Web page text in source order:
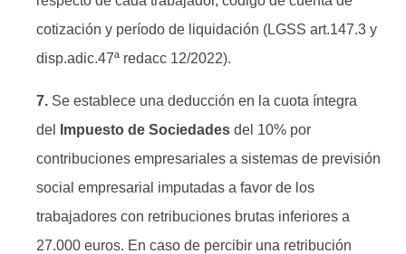
cotización y período de liquidación (LGSS art.147.3 y
disp.adic.47ª redacc 12/2022).
7. Se establece una deducción en la cuota íntegra
del
Impuesto de Sociedades del 10% por
contribuciones empresariales a sistemas de previsión
social empresarial imputadas a favor de los
trabajadores con retribuciones brutas inferiores a
27.000 euros. En caso de percibir una retribución